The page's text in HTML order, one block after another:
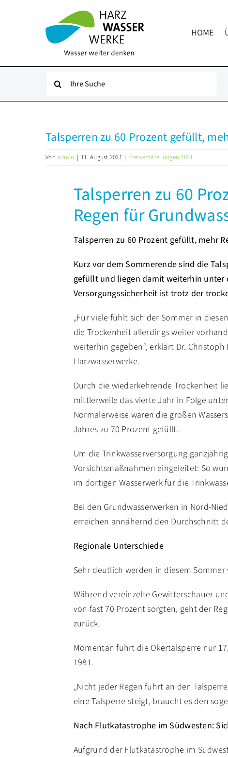
HOME
Suche
Talsperren zu 60 Prozent gefüllt,
Vonadmin | 11. August 2021 | Pressemitteilungen 2021
Talsperren zu 60
Regen für
Talsperren zu 60 Prozent gefüllt, mehr
Kurz vor dem Sommerende sind die
gefüllt und liegen damit weiterhin unter
Versorgungssicherheit ist trotz der
„Für viele fühlt sich der Sommer in
die Trockenheit allerdings weiter
weiterhin gegeben“, erklärt Dr.
Harzwasserwerke.
Durch die wiederkehrende Trockenheit
mittlerweile das vierte Jahr in Folge
Normalerweise wären die großen
Jahres zu 70 Prozent gefüllt.
Um die Trinkwasserversorgung
Vorsichtsmaßnahmen eingeleitet: So
im dortigen Wasserwerk für die
Bei den Grundwasserwerken in Nord-
erreichen annähernd den Durchschnitt
Regionale Unterschiede
Sehr deutlich werden in diesem
Während vereinzelte Gewitterschauer
von fast 70 Prozent sorgten, geht der
zurück.
Momentan führt die Okertalsperre nur
1981.
„Nicht jeder Regen führt an den
eine Talsperre steigt, braucht es den
Nach Flutkatastrophe im Südwesten:
Aufgrund der Flutkatastrophe im